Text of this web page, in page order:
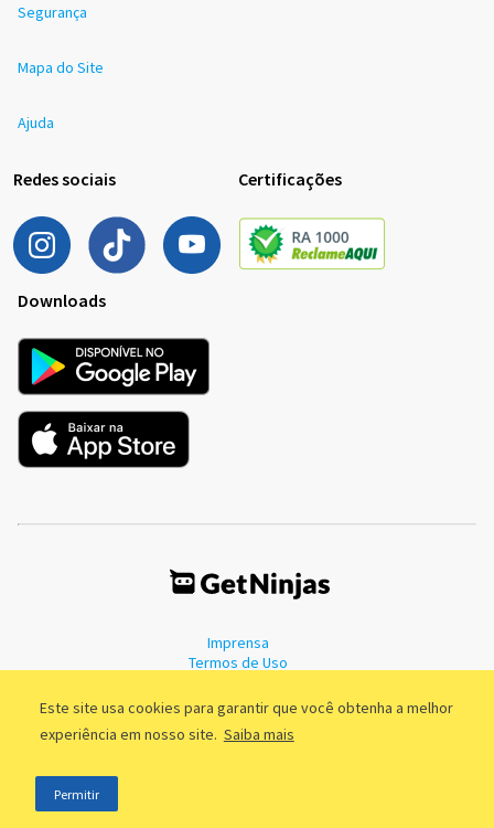
Este site usa cookies para garantir que você obtenha a melhor
experiência em nosso site. Saiba mais
Permitir
Segurança
Mapa do Site
Ajuda
Redes sociais Certificações
Downloads
Imprensa
Termos de Uso
©2011 - 2026, GetNinjas LTDA. CNPJ 55.744.877/0001-89 - Rua Dr.
Fernandes Coelho, 85 - 3º andar - São Paulo/SP - Brasil